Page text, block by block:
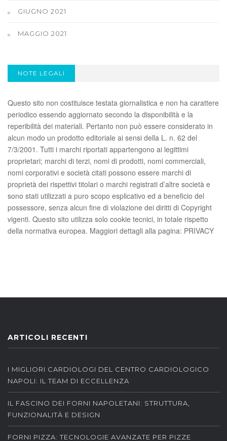
GIUGNO 2021
MAGGIO 2021
NOTE LEGALI
Questo sito non costituisce testata giornalistica e non ha carattere
periodico essendo aggiornato secondo la disponibilità e la
reperibilità dei materiali. Pertanto non può essere considerato in
alcun modo un prodotto editoriale ai sensi della L. n. 62 del
7/3/2001. Tutti i marchi riportati appartengono ai legittimi
proprietari; marchi di terzi, nomi di prodotti, nomi commerciali,
nomi corporativi e società citati possono essere marchi di
proprietà dei rispettivi titolari o marchi registrati d’altre società e
sono stati utilizzati a puro scopo esplicativo ed a beneficio del
possessore, senza alcun fine di violazione dei diritti di Copyright
vigenti. Questo sito utilizza solo cookie tecnici, in totale rispetto
della normativa europea. Maggiori dettagli alla pagina: PRIVACY
ARTICOLI RECENTI
I MIGLIORI CARDIOLOGI DEL CENTRO CARDIOLOGICO
NAPOLI: IL TEAM DI ECCELLENZA
IL FASCINO DEI FORNI NAPOLETANI: STRUTTURA,
FUNZIONALITÀ E DESIGN
FORNI PIZZA: TECNOLOGIE AVANZATE PER PIZZE